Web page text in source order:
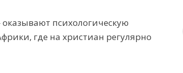
психологическую
где на христиан регулярно